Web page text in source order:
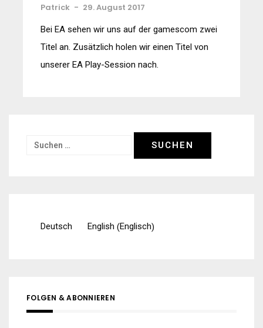
Patrick - 29. August 2017
Bei EA sehen wir uns auf der gamescom zwei
Titel an. Zusätzlich holen wir einen Titel von
unserer EA Play-Session nach.
Suchen
Deutsch English (Englisch)
FOLGEN & ABONNIEREN